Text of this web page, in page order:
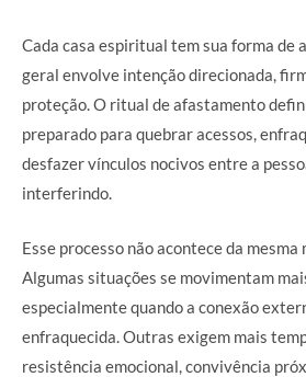
Cada casa espiritual tem sua forma de
geral envolve intenção direcionada,
proteção. O ritual de afastamento
preparado para quebrar acessos,
desfazer vínculos nocivos entre a
interferindo.
Esse processo não acontece da mesma
Algumas situações se movimentam
especialmente quando a conexão
enfraquecida. Outras exigem mais
resistência emocional, convivência